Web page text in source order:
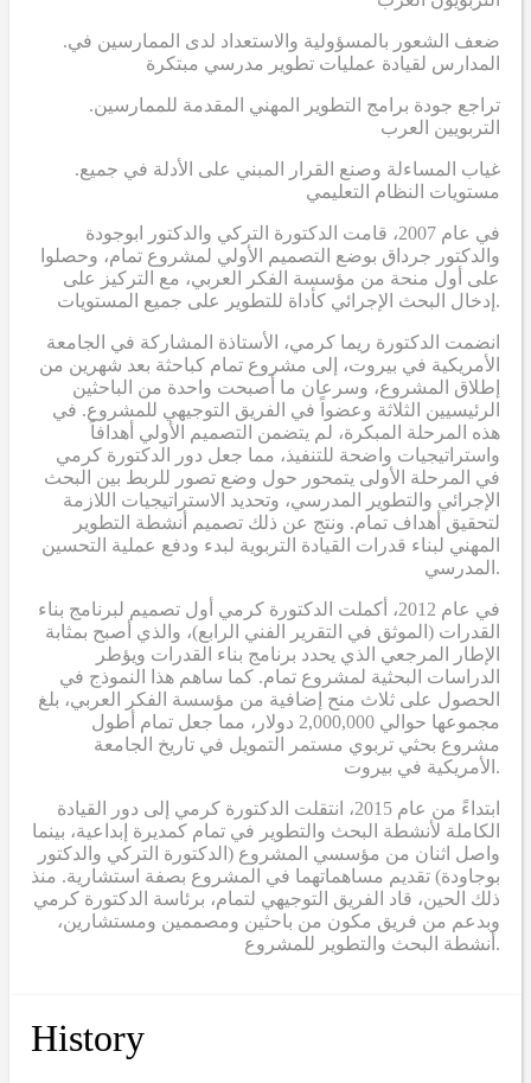
.ضعف الشعور بالمسؤولية والاستعداد لدى الممارسين في
المدارس لقيادة عمليات تطوير مدرسي مبتكرة
.تراجع جودة برامج التطوير المهني المقدمة للممارسين
التربويين العرب
.غياب المساءلة وصنع القرار المبني على الأدلة في جميع
مستويات النظام التعليمي
في عام 2007، قامت الدكتورة التركي والدكتور ابوجودة
والدكتور جرداق بوضع التصميم الأولي لمشروع تمام، وحصلوا
على أول منحة من مؤسسة الفكر العربي، مع التركيز على
إدخال البحث الإجرائي كأداة للتطوير على جميع المستويات.
انضمت الدكتورة ريما كرمي، الأستاذة المشاركة في الجامعة
الأمريكية في بيروت، إلى مشروع تمام كباحثة بعد شهرين من
إطلاق المشروع، وسرعان ما أصبحت واحدة من الباحثين
الرئيسيين الثلاثة وعضواً في الفريق التوجيهي للمشروع. في
هذه المرحلة المبكرة، لم يتضمن التصميم الأولي أهدافاً
واستراتيجيات واضحة للتنفيذ، مما جعل دور الدكتورة كرمي
في المرحلة الأولى يتمحور حول وضع تصور للربط بين البحث
الإجرائي والتطوير المدرسي، وتحديد الاستراتيجيات اللازمة
لتحقيق أهداف تمام. ونتج عن ذلك تصميم أنشطة التطوير
المهني لبناء قدرات القيادة التربوية لبدء ودفع عملية التحسين
المدرسي.
في عام 2012، أكملت الدكتورة كرمي أول تصميم لبرنامج بناء
القدرات (الموثق في التقرير الفني الرابع)، والذي أصبح بمثابة
الإطار المرجعي الذي يحدد برنامج بناء القدرات ويؤطر
الدراسات البحثية لمشروع تمام. كما ساهم هذا النموذج في
الحصول على ثلاث منح إضافية من مؤسسة الفكر العربي، بلغ
مجموعها حوالي 2,000,000 دولار، مما جعل تمام أطول
مشروع بحثي تربوي مستمر التمويل في تاريخ الجامعة
الأمريكية في بيروت.
ابتداءً من عام 2015، انتقلت الدكتورة كرمي إلى دور القيادة
الكاملة لأنشطة البحث والتطوير في تمام كمديرة إبداعية، بينما
واصل اثنان من مؤسسي المشروع (الدكتورة التركي والدكتور
بوجاودة) تقديم مساهماتهما في المشروع بصفة استشارية. منذ
ذلك الحين، قاد الفريق التوجيهي لتمام، برئاسة الدكتورة كرمي
وبدعم من فريق مكون من باحثين ومصممين ومستشارين،
أنشطة البحث والتطوير للمشروع.
History